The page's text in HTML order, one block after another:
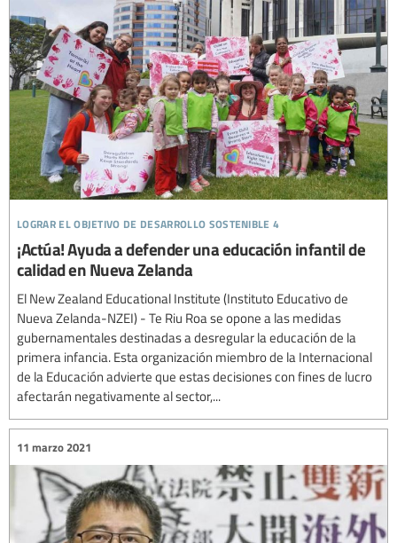
lograr el objetivo de desarrollo sostenible 4
¡Actúa! Ayuda a defender una educación infantil de
calidad en Nueva Zelanda
El New Zealand Educational Institute (Instituto Educativo de
Nueva Zelanda-NZEI) - Te Riu Roa se opone a las medidas
gubernamentales destinadas a desregular la educación de la
primera infancia. Esta organización miembro de la Internacional
de la Educación advierte que estas decisiones con fines de lucro
afectarán negativamente al sector,...
11 marzo 2021